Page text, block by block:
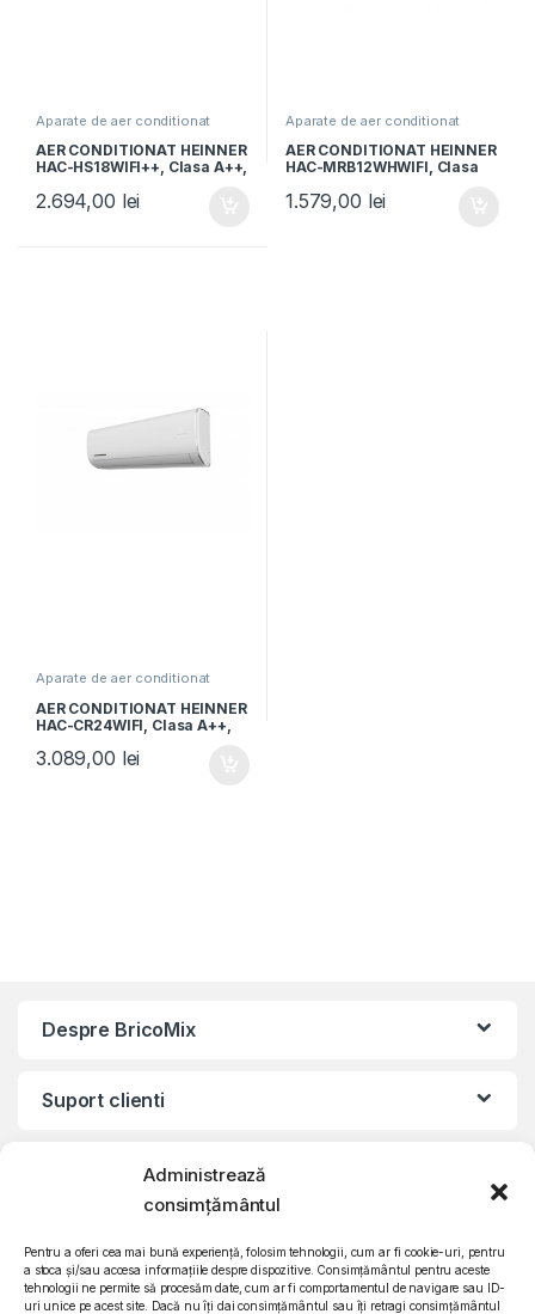
Administrează
consimțământul
Pentru a oferi cea mai bună experiență, folosim tehnologii, cum ar fi cookie-uri, pentru
a stoca și/sau accesa informațiile despre dispozitive. Consimțământul pentru aceste
tehnologii ne permite să procesăm date, cum ar fi comportamentul de navigare sau ID-
uri unice pe acest site. Dacă nu îți dai consimțământul sau îți retragi consimțământul
Aparate de aer conditionat
AER CONDITIONAT HEINNER
HAC-HS18WIFI++, Clasa A++,
Control WIFI, Functie iFeel,
Functie Quiet, Timer, Auto-
2.694,00 lei
Aparate de aer conditionat
AER CONDITIONAT HEINNER
HAC-MRB12WHWIFI, Clasa
Filtru cu densitate ridicata,
Follow me, Negru oglinda cu
1.579,00 lei
Aparate de aer conditionat
AER CONDITIONAT HEINNER
HAC-CR24WIFI, Clasa A++,
Control Wi-Fi, Functie
3.089,00 lei
Despre BricoMix
Suport clienti
Informatii legale
CIF: RO15571358 | Reg. com: J26/839/2003